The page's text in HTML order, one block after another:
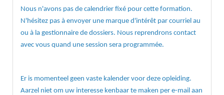
Nous n'avons pas de calendrier fixé pour cette formation.
N'hésitez pas à envoyer une marque d'intérêt par courriel au
ou à la gestionnaire de dossiers. Nous reprendrons contact
avec vous quand une session sera programmée.
Er is momenteel geen vaste kalender voor deze opleiding.
Aarzel niet om uw interesse kenbaar te maken per e-mail aan